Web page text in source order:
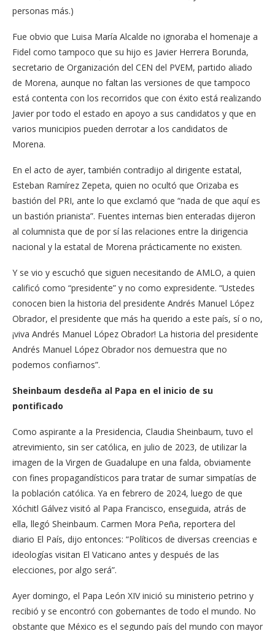
personas más.)
Fue obvio que Luisa María Alcalde no ignoraba el homenaje a
Fidel como tampoco que su hijo es Javier Herrera Borunda,
secretario de Organización del CEN del PVEM, partido aliado
de Morena, aunque no faltan las versiones de que tampoco
está contenta con los recorridos que con éxito está realizando
Javier por todo el estado en apoyo a sus candidatos y que en
varios municipios pueden derrotar a los candidatos de
Morena.
En el acto de ayer, también contradijo al dirigente estatal,
Esteban Ramírez Zepeta, quien no ocultó que Orizaba es
bastión del PRI, ante lo que exclamó que “nada de que aquí es
un bastión prianista”. Fuentes internas bien enteradas dijeron
al columnista que de por sí las relaciones entre la dirigencia
nacional y la estatal de Morena prácticamente no existen.
Y se vio y escuchó que siguen necesitando de AMLO, a quien
calificó como “presidente” y no como expresidente. “Ustedes
conocen bien la historia del presidente Andrés Manuel López
Obrador, el presidente que más ha querido a este país, sí o no,
¡viva Andrés Manuel López Obrador! La historia del presidente
Andrés Manuel López Obrador nos demuestra que no
podemos confiarnos”.
Sheinbaum desdeña al Papa en el inicio de su
pontificado
Como aspirante a la Presidencia, Claudia Sheinbaum, tuvo el
atrevimiento, sin ser católica, en julio de 2023, de utilizar la
imagen de la Virgen de Guadalupe en una falda, obviamente
con fines propagandísticos para tratar de sumar simpatías de
la población católica. Ya en febrero de 2024, luego de que
Xóchitl Gálvez visitó al Papa Francisco, enseguida, atrás de
ella, llegó Sheinbaum. Carmen Mora Peña, reportera del
diario El País, dijo entonces: “Políticos de diversas creencias e
ideologías visitan El Vaticano antes y después de las
elecciones, por algo será”.
Ayer domingo, el Papa León XIV inició su ministerio petrino y
recibió y se encontró con gobernantes de todo el mundo. No
obstante que México es el segundo país del mundo con mayor